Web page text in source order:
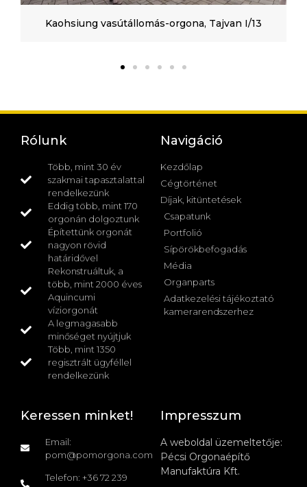
Kaohsiung vasútállomás-orgona, Tajvan I/13
Rólunk
Több, mint 30 év
szakmai tapasztalattal
rendelkezünk
Eddig több, mint 170
orgonán dolgoztunk
Építettünk orgonát
nagyon rövid
határidővel
Rekonstruáltuk, a
több, mint 2000 éves
Aquincumi
víziorgonát
A legmagasabb
minőséget nyújtjuk
Több, mint 1350
regisztrált ügyféllel
rendelkezünk
Navigáció
Kezdőlap
Cégtörténet
Díjak, kitüntetések
Csapatunk
Portfolió
Sípörökbefogadás
Média
Organparts
Adatkezelési tájékoztató
kamerarendszerhez
Keressen minket!
Email:
pom@pomorgona.com
Telefon: +36 72 239
Impresszum
A weboldal üzemeltetője:
Pécsi Orgonaépítő
Manufaktúra Kft.